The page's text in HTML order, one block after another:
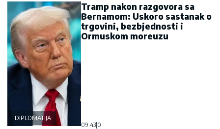
DIPLOMATIJA
Tramp nakon razgovora sa
Bernamom: Uskoro sastanak o
trgovini, bezbjednosti i
Ormuskom moreuzu
09:43|0